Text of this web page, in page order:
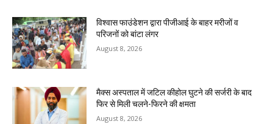
विश्वास फाउंडेशन द्वारा पीजीआई के बाहर मरीजों व
परिजनों को बांटा लंगर
August 8, 2026
मैक्स अस्पताल में जटिल कीहोल घुटने की सर्जरी के बाद
फिर से मिली चलने-फिरने की क्षमता
August 8, 2026